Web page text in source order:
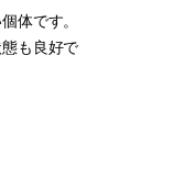
体です。
も良好で